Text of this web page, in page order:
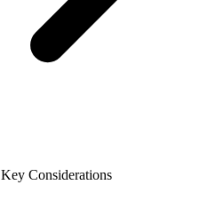
Key Considerations